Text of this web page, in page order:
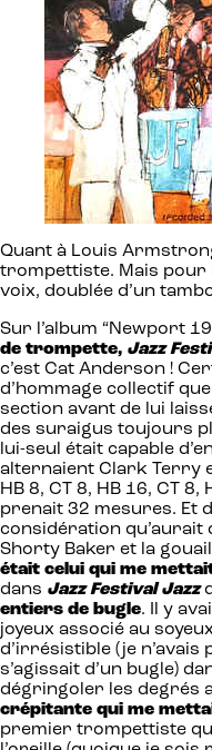
Quant à Louis
trompettiste. Mais pour
voix, doublée d’un
Sur l’album “Newport
de trompette, Jazz
c’est Cat Anderson !
d’hommage collectif
section avant de lui
des suraigus toujours
lui-seul était capable
alternaient Clark Terry
HB 8, CT 8, HB 16, CT
prenait 32 mesures. Et
considération qu’aurait
Shorty Baker et la
était celui qui me
dans Jazz Festival Jazz
entiers de bugle. Il y
joyeux associé au
d’irrésistible (je n’avais
s’agissait d’un bugle)
dégringoler les degrés
crépitante qui me
premier trompettiste